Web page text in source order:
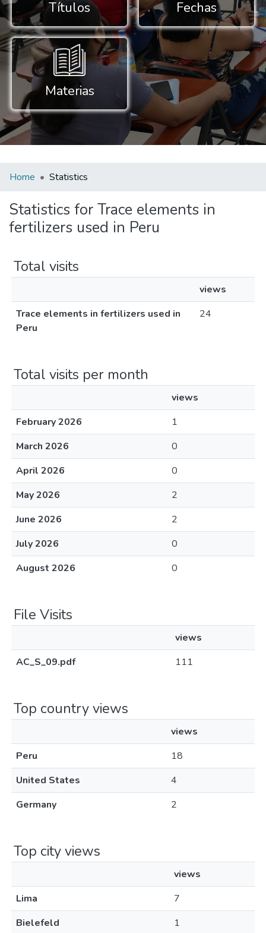
Títulos Fechas
Materias
Home Statistics
Statistics for Trace elements in
fertilizers used in Peru
Total visits
views
Trace elements in fertilizers used in
Peru
24
Total visits per month
views
February 2026
1
March 2026
0
April 2026
0
May 2026
2
June 2026
2
July 2026
0
August 2026
0
File Visits
views
AC_S_09.pdf
111
Top country views
views
Peru
18
United States
4
Germany
2
Top city views
views
Lima
7
Bielefeld
1